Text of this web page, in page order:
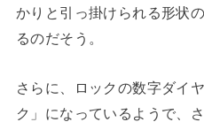
かりと引っ掛けられる形状
るのだそう。
さらに、ロックの数字ダイ
ク」になっているようで、